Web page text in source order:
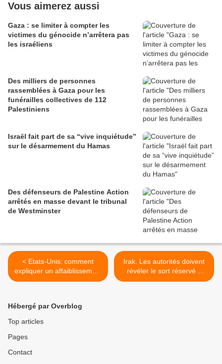
Vous aimerez aussi
Gaza : se limiter à compter les
victimes du génocide n’arrêtera pas
les israéliens
Des milliers de personnes
rassemblées à Gaza pour les
funérailles collectives de 112
Palestiniens
Israël fait part de sa “vive inquiétude”
sur le désarmement du Hamas
Des défenseurs de Palestine Action
arrêtés en masse devant le tribunal
de Westminster
< Etats-Unis: comment
expliquer un affaiblissement
du soutien des jeunes
Irak. Les autorités doivent
révéler le sort réservé à
643 hommes et garçons
Hébergé par Overblog
Top articles
Pages
Contact